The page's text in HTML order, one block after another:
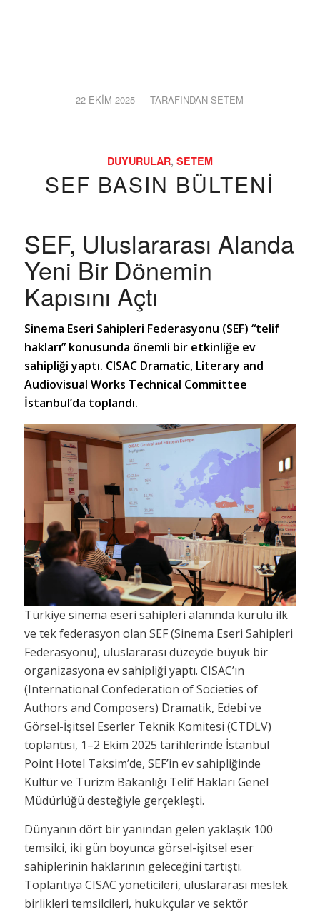
22 EKIM 2025
/ TARAFINDANSETEM
DUYURULAR, SETEM
SEF BASIN BÜLTENI
SEF, Uluslararası Alanda
Yeni Bir Dönemin
Kapısını Açtı
Sinema Eseri Sahipleri Federasyonu (SEF) “telif
hakları” konusunda önemli bir etkinliğe ev
sahipliği yaptı. CISAC Dramatic, Literary and
Audiovisual Works Technical Committee
İstanbul’da toplandı.
Türkiye sinema eseri sahipleri alanında kurulu ilk
ve tek federasyon olan SEF (Sinema Eseri Sahipleri
Federasyonu), uluslararası düzeyde büyük bir
organizasyona ev sahipliği yaptı. CISAC’ın
(International Confederation of Societies of
Authors and Composers) Dramatik, Edebi ve
Görsel-İşitsel Eserler Teknik Komitesi (CTDLV)
toplantısı, 1–2 Ekim 2025 tarihlerinde İstanbul
Point Hotel Taksim’de, SEF’in ev sahipliğinde
Kültür ve Turizm Bakanlığı Telif Hakları Genel
Müdürlüğü desteğiyle gerçekleşti.
Dünyanın dört bir yanından gelen yaklaşık 100
temsilci, iki gün boyunca görsel-işitsel eser
sahiplerinin haklarının geleceğini tartıştı.
Toplantıya CISAC yöneticileri, uluslararası meslek
birlikleri temsilcileri, hukukçular ve sektör